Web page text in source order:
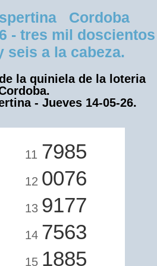
Cordoba
- tres mil doscientos
seis a la cabeza.
la quiniela de la loteria
- Jueves 14-05-26.
11 7985
12 0076
13 9177
14 7563
15 1885